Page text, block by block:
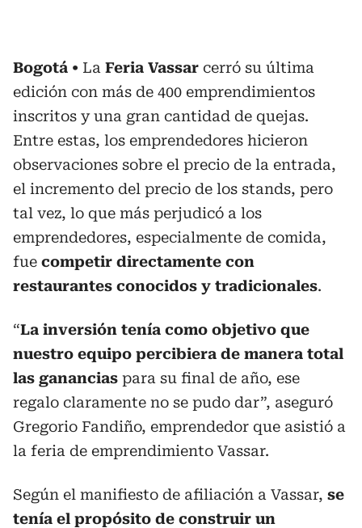
Bogotá La Feria Vassar cerró su última
edición con más de 400 emprendimientos
inscritos y una gran cantidad de quejas.
Entre estas, los emprendedores hicieron
observaciones sobre el precio de la entrada,
el incremento del precio de los stands, pero
tal vez, lo que más perjudicó a los
emprendedores, especialmente de comida,
fue competir directamente con
restaurantes conocidos y tradicionales.
“La inversión tenía como objetivo que
nuestro equipo percibiera de manera total
las ganancias para su final de año, ese
regalo claramente no se pudo dar”, aseguró
Gregorio Fandiño, emprendedor que asistió a
la feria de emprendimiento Vassar.
Según el manifiesto de afiliación a Vassar, se
tenía el propósito de construir un